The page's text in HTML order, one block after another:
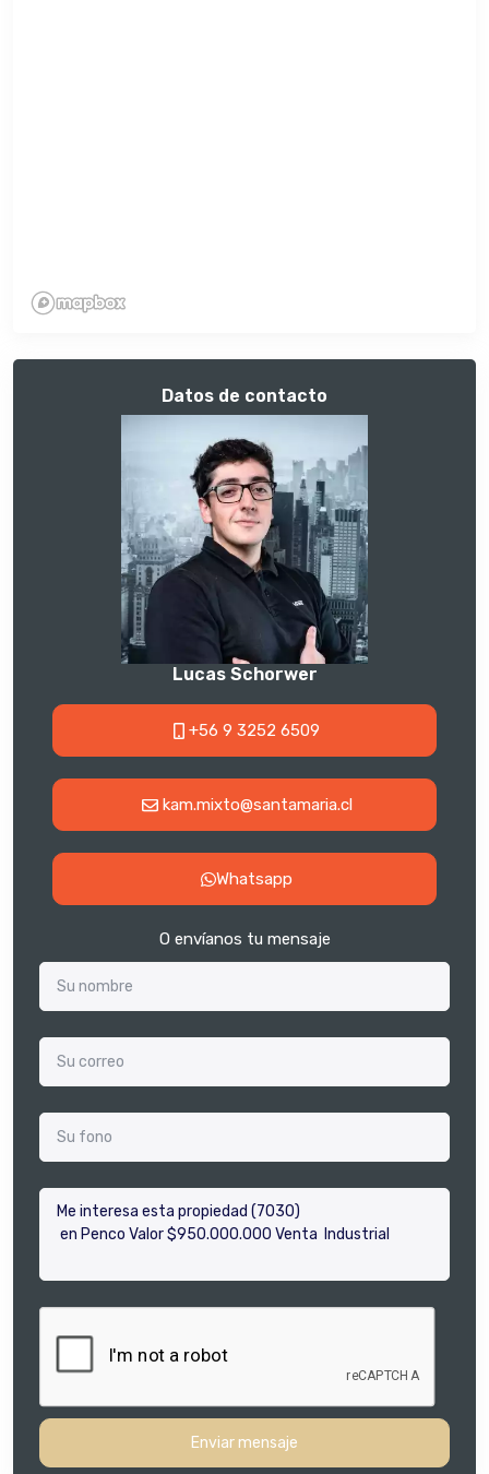
Datos de contacto
Lucas Schorwer
+56 9 3252 6509
kam.mixto@santamaria.cl
Whatsapp
O envíanos tu mensaje
Enviar mensaje